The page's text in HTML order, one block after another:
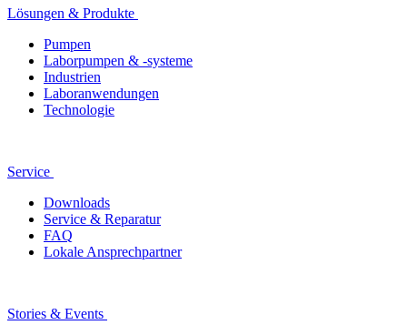
Lösungen & Produkte
Pumpen
Laborpumpen & -systeme
Industrien
Laboranwendungen
Technologie
Service
Downloads
Service & Reparatur
FAQ
Lokale Ansprechpartner
Stories & Events